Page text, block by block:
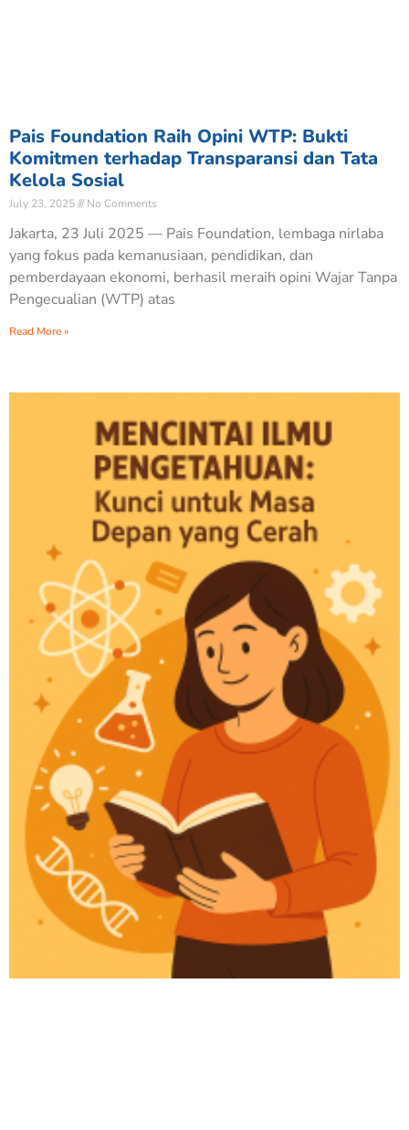
Pais Foundation Raih Opini WTP: Bukti
Komitmen terhadap Transparansi dan Tata
Kelola Sosial
July 23, 2025 No Comments
Jakarta, 23 Juli 2025 — Pais Foundation, lembaga nirlaba
yang fokus pada kemanusiaan, pendidikan, dan
pemberdayaan ekonomi, berhasil meraih opini Wajar Tanpa
Pengecualian (WTP) atas
Read More »